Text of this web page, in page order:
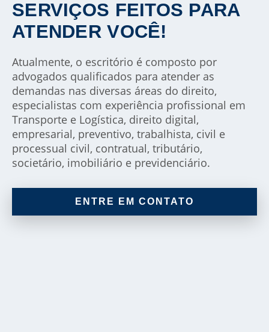
SERVIÇOS FEITOS PARA
ATENDER VOCÊ!
Atualmente, o escritório é composto por
advogados qualificados para atender as
demandas nas diversas áreas do direito,
especialistas com experiência profissional em
Transporte e Logística, direito digital,
empresarial, preventivo, trabalhista, civil e
processual civil, contratual, tributário,
societário, imobiliário e previdenciário.
ENTRE EM CONTATO